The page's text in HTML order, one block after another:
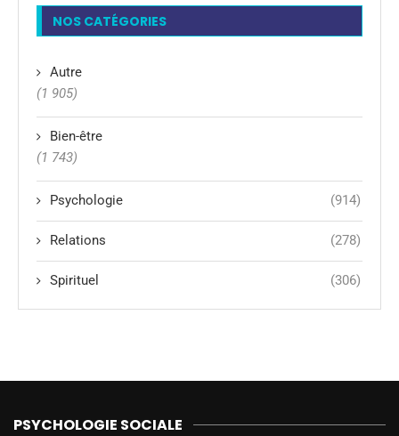
NOS CATÉGORIES
Autre
(1 905)
Bien-être
(1 743)
Psychologie (914)
Relations (278)
Spirituel (306)
PSYCHOLOGIE SOCIALE